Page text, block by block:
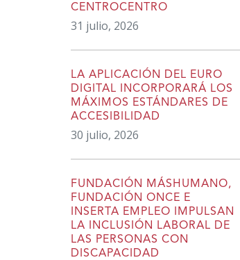
CENTROCENTRO
31 julio, 2026
LA APLICACIÓN DEL EURO
DIGITAL INCORPORARÁ LOS
MÁXIMOS ESTÁNDARES DE
ACCESIBILIDAD
30 julio, 2026
FUNDACIÓN MÁSHUMANO,
FUNDACIÓN ONCE E
INSERTA EMPLEO IMPULSAN
LA INCLUSIÓN LABORAL DE
LAS PERSONAS CON
DISCAPACIDAD